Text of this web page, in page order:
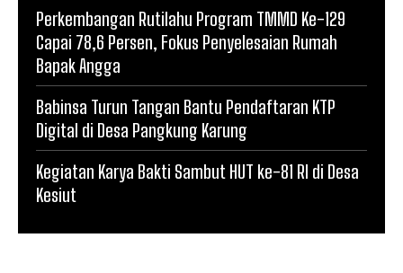
Perkembangan Rutilahu Program TMMD Ke-129
Capai 78,6 Persen, Fokus Penyelesaian Rumah
Bapak Angga
Babinsa Turun Tangan Bantu Pendaftaran KTP
Digital di Desa Pangkung Karung
Kegiatan Karya Bakti Sambut HUT ke-81 RI di Desa
Kesiut